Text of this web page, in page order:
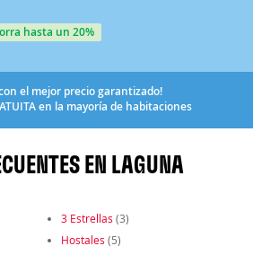
hasta un 20%
el mejor precio garantizado!
en la mayoría de habitaciones
EN LAGUNA
3 Estrellas (3)
Hostales (5)